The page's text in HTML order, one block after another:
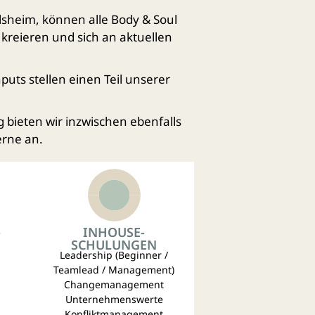
können alle Body & Soul
und sich an aktuellen
stellen einen Teil unserer
bieten wir inzwischen ebenfalls
an.
INHOUSE-
SCHULUNGEN
Leadership (Beginner /
Teamlead / Management)
Changemanagement
Unternehmenswerte